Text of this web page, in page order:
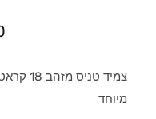
צמיד
מיוחד